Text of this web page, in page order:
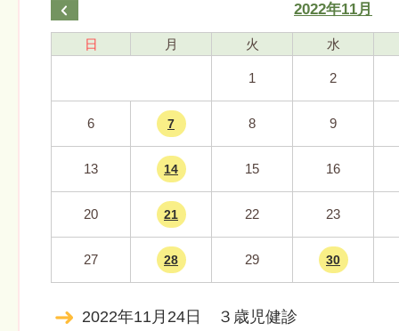
2022年11月
日 月 火 水
1 2
6 7 8 9
13 14 15 16
20 21 22 23
27 28 29 30
2022年11月24日 ３歳児健診